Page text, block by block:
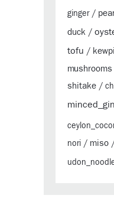
ginger/
duck /
tofu /
mushrooms
shitake /
nori / miso